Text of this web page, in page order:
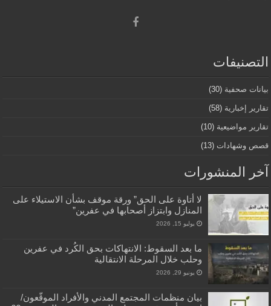
التصنيفات
بيانات صحفية (30)
تقارير إخبارية (58)
تقارير مواضيعية (10)
قصص وشهادات (13)
آخر المنشورات
لا أتاوة على الحق” ورقة موقف بشأن الاستيلاء على
المنازل وابتزاز أصحابها في عفرين”
يوليو 15, 2026
ما بعد السقوط: الانتهاكات بحق الكُرد في عفرين
وحلب خلال المرحلة الانتقالية
يونيو 29, 2026
بيان منظمات المجتمع المدني والأفراد الموقّعون/